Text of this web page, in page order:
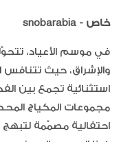
خاص -snobarabia
في موسم الأعياد،
والإشراق، حيث تتنافس
استثنائية تجمع بين
مجموعات المكياج
احتفالية مصمّمة